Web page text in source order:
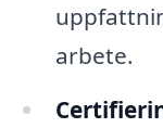
arbete.